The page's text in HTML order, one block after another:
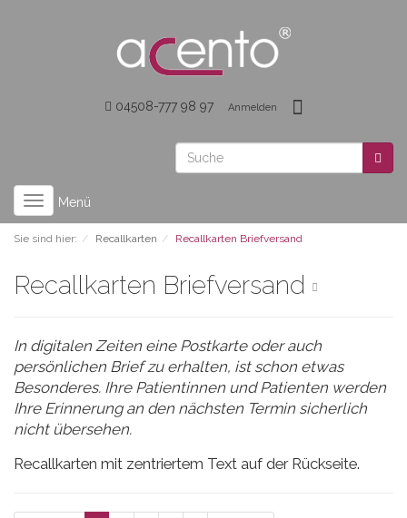
04508-777 98 97 Anmelden
Toggle
navigation
Menü
Sie sind hier: Recallkarten Recallkarten Briefversand
Recallkarten Briefversand
In digitalen Zeiten eine Postkarte oder auch
persönlichen Brief zu erhalten, ist schon etwas
Besonderes. Ihre Patientinnen und Patienten werden
Ihre Erinnerung an den nächsten Termin sicherlich
nicht übersehen.
Recallkarten mit zentriertem Text auf der Rückseite.